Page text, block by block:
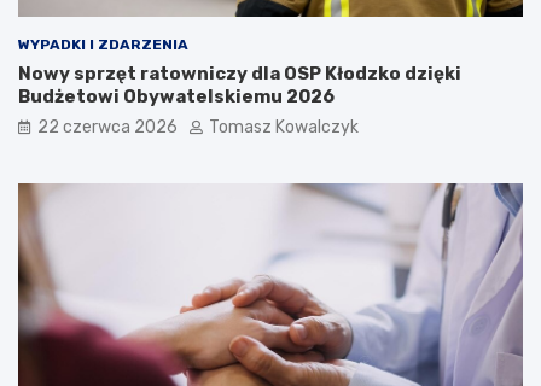
WYPADKI I ZDARZENIA
Nowy sprzęt ratowniczy dla OSP Kłodzko dzięki
Budżetowi Obywatelskiemu 2026
22 czerwca 2026 Tomasz Kowalczyk